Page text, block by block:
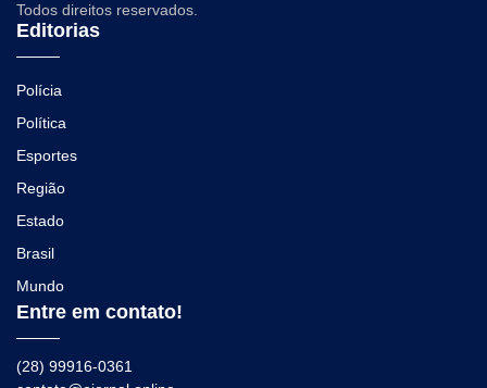
Todos direitos reservados.
Editorias
Polícia
Política
Esportes
Região
Estado
Brasil
Mundo
Entre em contato!
(28) 99916-0361